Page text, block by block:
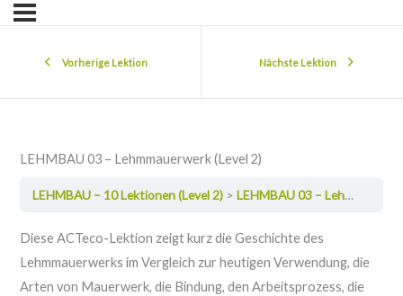
Vorherige Lektion Nächste Lektion
LEHMBAU 03 – Lehmmauerwerk (Level 2)
LEHMBAU – 10 Lektionen (Level 2) LEHMBAU 03 – Lehmmauerwerk (Level 2)
Diese ACTeco-Lektion zeigt kurz die Geschichte des
Lehmmauerwerks im Vergleich zur heutigen Verwendung, die
Arten von Mauerwerk, die Bindung, den Arbeitsprozess, die